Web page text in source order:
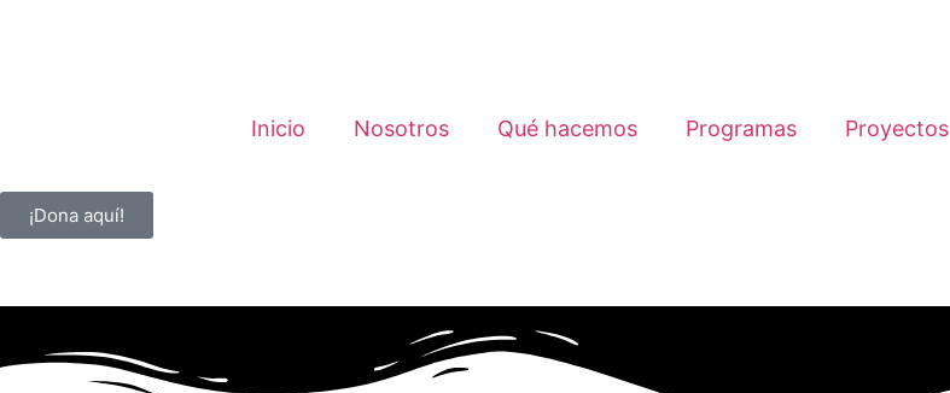
Inicio Nosotros Qué hacemos Programas Proyectos
¡Dona aquí!